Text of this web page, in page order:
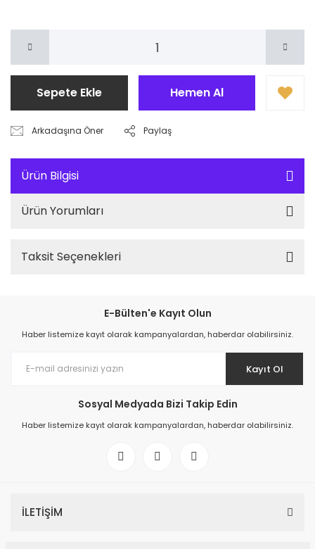
Sepete Ekle Hemen Al
Arkadaşına Öner Paylaş
Ürün Bilgisi
Ürün Yorumları
Taksit Seçenekleri
E-Bülten'e Kayıt Olun
Haber listemize kayıt olarak kampanyalardan, haberdar olabilirsiniz.
Kayıt Ol
Sosyal Medyada Bizi Takip Edin
Haber listemize kayıt olarak kampanyalardan, haberdar olabilirsiniz.
İLETİŞİM